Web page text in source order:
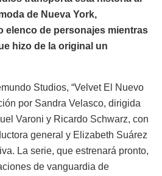
de Nueva York,
elenco de personajes mientras
hizo de la original un
Studios, “Velvet El Nuevo
por Sandra Velasco, dirigida
Varoni y Ricardo Schwarz, con
general y Elizabeth Suárez
La serie, que estrenará pronto,
de vanguardia de